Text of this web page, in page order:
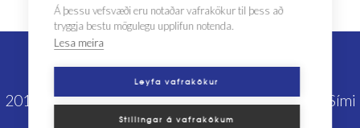
2019 © IceCom ehf | Lyngás 10 | 210 Garðabær | Sími
Á þessu vefsvæði eru notaðar vafrakökur til þess að
tryggja bestu mögulegu upplifun notenda.
Lesa meira
Leyfa vafrakökur
Stillingar á vafrakökum